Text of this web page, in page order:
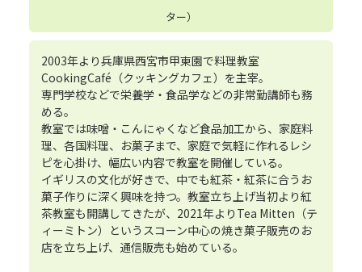
ター）
2003年より兵庫県西宮市甲東園で料理教室
CookingCafé（クッキングカフェ）を主宰。
専門学校などで栄養学・食品学などの非常勤講師も務
める。
教室では味噌・こんにゃくなど食品加工から、家庭料
理、各国料理、お菓子まで、家庭で気軽に作れるレシ
ピを心掛け、幅広い内容で教室を開催している。
イギリスの文化が好きで、中でも紅茶・紅茶に合うお
菓子作りに深く興味を持つ。教室立ち上げ当初より紅
茶教室も開講してきたが、2021年よりTea Mitten（テ
ィーミトン）というスコーン中心の焼き菓子販売のお
店を立ち上げ、通信販売も始めている。